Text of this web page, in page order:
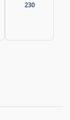
230